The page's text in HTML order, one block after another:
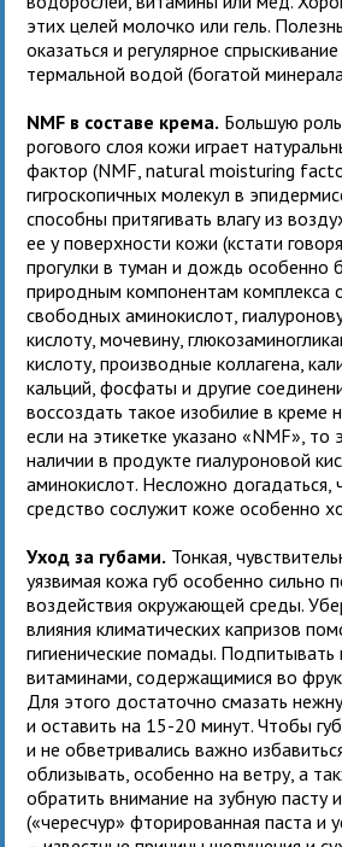
этих целей молочко или гель.
оказаться и регулярное
термальной водой (богатой
NMF в составе крема. Большую
рогового слоя кожи играет
фактор (NMF, natural moisturing
гигроскопичных молекул в
способны притягивать влагу из
ее у поверхности кожи (кстати
прогулки в туман и дождь особенно
природным компонентам комплекса
свободных аминокислот,
кислоту, мочевину,
кислоту, производные коллагена,
кальций, фосфаты и другие
воссоздать такое изобилие в креме
если на этикетке указано «NMF», то
наличии в продукте гиалуроновой
аминокислот. Несложно догадаться,
средство сослужит коже особенно
Уход за губами. Тонкая,
уязвимая кожа губ особенно сильно
воздействия окружающей среды.
влияния климатических капризов
гигиенические помады.
витаминами, содержащимися во
Для этого достаточно смазать
и оставить на 15-20 минут. Чтобы
и не обветривались важно
облизывать, особенно на ветру, а
обратить внимание на зубную пасту
(«чересчур» фторированная паста и